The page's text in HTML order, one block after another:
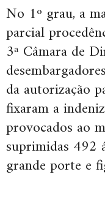
No 1º grau, a
parcial
3ª Câmara de
da autorização
fixaram a
provocados ao
suprimidas 492
grande porte e